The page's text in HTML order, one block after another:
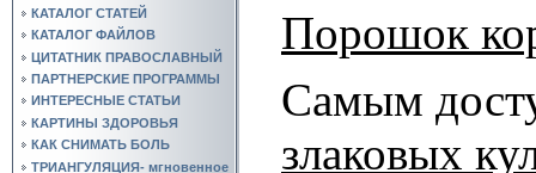
КАТАЛОГ СТАТЕЙ
КАТАЛОГ ФАЙЛОВ
ЦИТАТНИК ПРАВОСЛАВНЫЙ
ПАРТНЕРСКИЕ ПРОГРАММЫ
ИНТЕРЕСНЫЕ СТАТЬИ
КАРТИНЫ ЗДОРОВЬЯ
КАК СНИМАТЬ БОЛЬ
ТРИАНГУЛЯЦИЯ- мгновенное
Порошок
Самым
злаковых